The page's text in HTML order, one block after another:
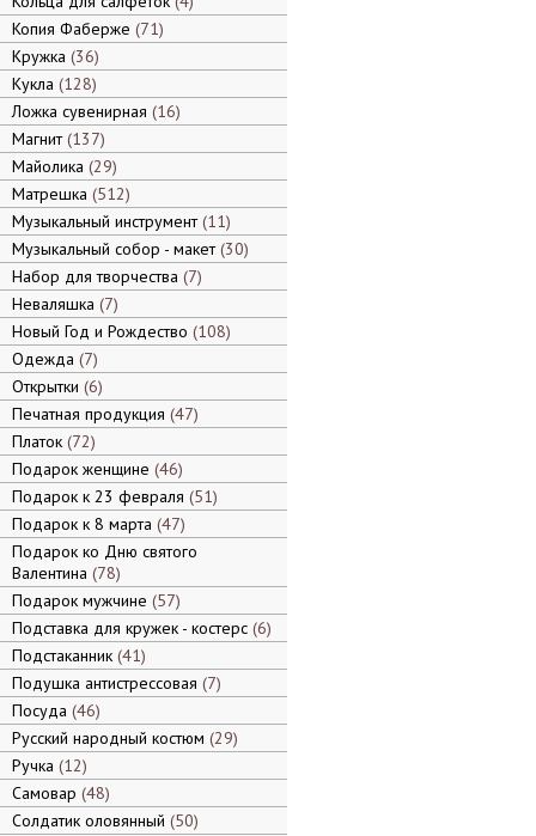
Копия Фаберже 71
Кружка 36
Кукла 128
Ложка сувенирная 16
Магнит 137
Майолика 29
Матрешка 512
Музыкальный инструмент 11
Музыкальный собор - макет 30
Набор для творчества 7
Неваляшка 7
Новый Год и Рождество 108
Одежда 7
Открытки 6
Печатная продукция 47
Платок 72
Подарок женщине 46
Подарок к 23 февраля 51
Подарок к 8 марта 47
Подарок ко Дню святого
Валентина 78
Подарок мужчине 57
Подставка для кружек - костерс 6
Подстаканник 41
Подушка антистрессовая 7
Посуда 46
Русский народный костюм 29
Ручка 12
Самовар 48
Солдатик оловянный 50